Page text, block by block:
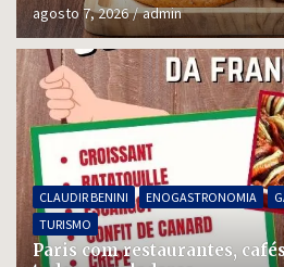
agosto 7, 2026 admin
CLAUDIR BENINI ENOGASTRONOMIA
TURISMO
Paris com restaurantes,